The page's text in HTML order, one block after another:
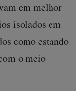
em melhor
isolados em
como estando
o meio